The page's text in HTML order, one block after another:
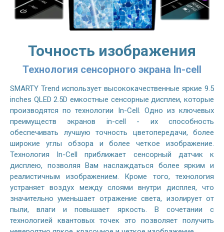
Точность изображения
Технология сенсорного экрана In-cell
SMARTY Trend использует высококачественные яркие 9.5
inches QLED 2.5D емкостные сенсорные дисплеи, которые
производятся по технологии In-Cell. Одно из ключевых
преимуществ экранов in-cell - их способность
обеспечивать лучшую точность цветопередачи, более
широкие углы обзора и более четкое изображение.
Технология In-Cell приближает сенсорный датчик к
дисплею, позволяя Вам наслаждаться более ярким и
реалистичным изображением. Кроме того, технология
устраняет воздух между слоями внутри дисплея, что
значительно уменьшает отражение света, изолирует от
пыли, влаги и повышает яркость. В сочетании с
технологией квантовых точек это позволяет получить